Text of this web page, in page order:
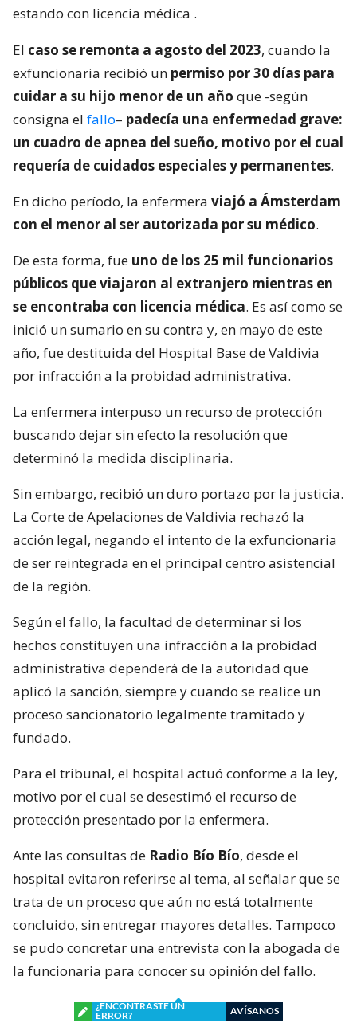
estando con licencia médica .
El caso se remonta a agosto del 2023, cuando la
exfuncionaria recibió un permiso por 30 días para
cuidar a su hijo menor de un año que -según
consigna el fallo– padecía una enfermedad grave:
un cuadro de apnea del sueño, motivo por el cual
requería de cuidados especiales y permanentes.
En dicho período, la enfermera viajó a Ámsterdam
con el menor al ser autorizada por su médico.
De esta forma, fue uno de los 25 mil funcionarios
públicos que viajaron al extranjero mientras en
se encontraba con licencia médica. Es así como se
inició un sumario en su contra y, en mayo de este
año, fue destituida del Hospital Base de Valdivia
por infracción a la probidad administrativa.
La enfermera interpuso un recurso de protección
buscando dejar sin efecto la resolución que
determinó la medida disciplinaria.
Sin embargo, recibió un duro portazo por la justicia.
La Corte de Apelaciones de Valdivia rechazó la
acción legal, negando el intento de la exfuncionaria
de ser reintegrada en el principal centro asistencial
de la región.
Según el fallo, la facultad de determinar si los
hechos constituyen una infracción a la probidad
administrativa dependerá de la autoridad que
aplicó la sanción, siempre y cuando se realice un
proceso sancionatorio legalmente tramitado y
fundado.
Para el tribunal, el hospital actuó conforme a la ley,
motivo por el cual se desestimó el recurso de
protección presentado por la enfermera.
Ante las consultas de Radio Bío Bío, desde el
hospital evitaron referirse al tema, al señalar que se
trata de un proceso que aún no está totalmente
concluido, sin entregar mayores detalles. Tampoco
se pudo concretar una entrevista con la abogada de
la funcionaria para conocer su opinión del fallo.
¿ENCONTRASTE UN
ERROR?
AVÍSANOS